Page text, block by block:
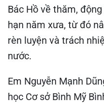
Bác Hồ về thăm,
hạn năm xưa, từ đó
rèn luyện và trách
nước.
Em Nguyễn Mạnh
học Cơ sở Bình Mỹ